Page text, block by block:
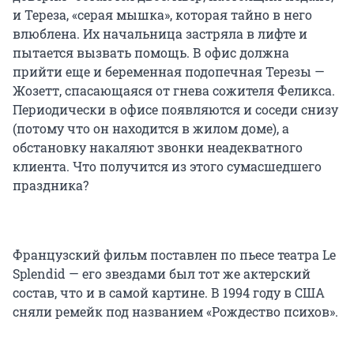
и Тереза, «серая мышка», которая тайно в него
влюблена. Их начальница застряла в лифте и
пытается вызвать помощь. В офис должна
прийти еще и беременная подопечная Терезы —
Жозетт, спасающаяся от гнева сожителя Феликса.
Периодически в офисе появляются и соседи снизу
(потому что он находится в жилом доме), а
обстановку накаляют звонки неадекватного
клиента. Что получится из этого сумасшедшего
праздника?
Французский фильм поставлен по пьесе театра Le
Splendid — его звездами был тот же актерский
состав, что и в самой картине. В 1994 году в США
сняли ремейк под названием «Рождество психов».